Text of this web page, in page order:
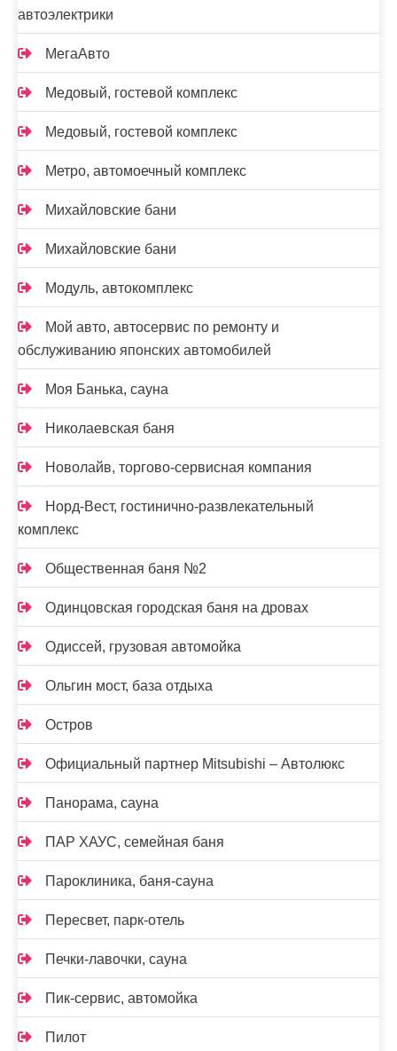
автоэлектрики
МегаАвто
Медовый, гостевой комплекс
Медовый, гостевой комплекс
Метро, автомоечный комплекс
Михайловские бани
Михайловские бани
Модуль, автокомплекс
Мой авто, автосервис по ремонту и
обслуживанию японских автомобилей
Моя Банька, сауна
Николаевская баня
Новолайв, торгово-сервисная компания
Норд-Вест, гостинично-развлекательный
комплекс
Общественная баня №2
Одинцовская городская баня на дровах
Одиссей, грузовая автомойка
Ольгин мост, база отдыха
Остров
Официальный партнер Mitsubishi – Автолюкс
Панорама, сауна
ПАР ХАУС, семейная баня
Пароклиника, баня-сауна
Пересвет, парк-отель
Печки-лавочки, сауна
Пик-сервис, автомойка
Пилот